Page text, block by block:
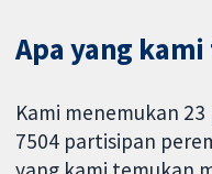
Apa yang
Kami menemukan
7504 partisipan